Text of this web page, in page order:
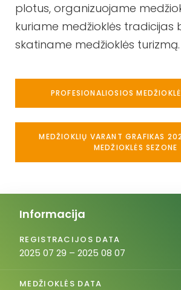
plotus, organizuojame
kuriame medžioklės tradicijas
skatiname medžioklės turizmą.
PROFESIONALIOSIOS
MEDŽIOKLIŲ VARANT GRAFIKAS
MEDŽIOKLĖS SEZONE
Informacija
REGISTRACIJOS DATA
2025 07 29 – 2025 08 07
MEDŽIOKLĖS DATA